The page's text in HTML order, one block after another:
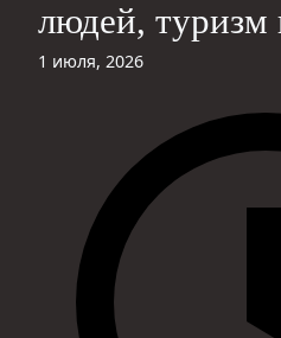
людей, туризм
1 июля, 2026